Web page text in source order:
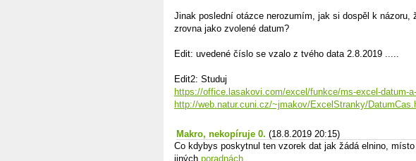
Jinak poslední otázce nerozumím, jak si dospěl k názoru,
zrovna jako zvolené datum?
Edit: uvedené číslo se vzalo z tvého data 2.8.2019 .....
Edit2: Studuj
https://office.lasakovi.com/excel/funkce/ms-excel-datum-
http://web.natur.cuni.cz/~jmakov/ExcelStranky/
Makro, nekopíruje 0. (18.8.2019 20:15)
Co kdybys poskytnul ten vzorek dat jak žádá elnino,
jiných poradnách